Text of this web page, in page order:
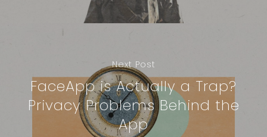
Next Post
FaceApp is Actually a Trap?
Privacy Problems Behind the
App